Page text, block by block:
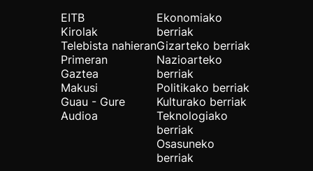
EITB
Kirolak
Telebista nahieran
Primeran
Gaztea
Makusi
Guau - Gure
Audioa
Ekonomiako
berriak
Gizarteko berriak
Nazioarteko
berriak
Politikako berriak
Kulturako berriak
Teknologiako
berriak
Osasuneko
berriak